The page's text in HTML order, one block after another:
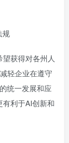
规
获得对各州人
轻企业在遵守
统一发展和应
有利于AI创新和